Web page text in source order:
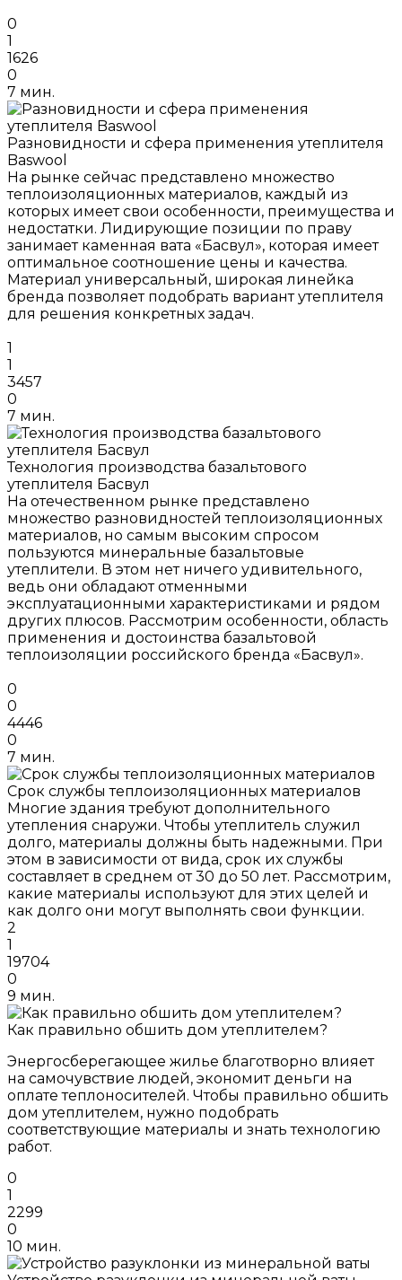
0
1
1626
0
7 мин.
Разновидности и сфера применения утеплителя
Baswool
На рынке сейчас представлено множество
теплоизоляционных материалов, каждый из
которых имеет свои особенности, преимущества и
недостатки. Лидирующие позиции по праву
занимает каменная вата «Басвул», которая имеет
оптимальное соотношение цены и качества.
Материал универсальный, широкая линейка
бренда позволяет подобрать вариант утеплителя
для решения конкретных задач.
1
1
3457
0
7 мин.
Технология производства базальтового
утеплителя Басвул
На отечественном рынке представлено
множество разновидностей теплоизоляционных
материалов, но самым высоким спросом
пользуются минеральные базальтовые
утеплители. В этом нет ничего удивительного,
ведь они обладают отменными
эксплуатационными характеристиками и рядом
других плюсов. Рассмотрим особенности, область
применения и достоинства базальтовой
теплоизоляции российского бренда «Басвул».
0
0
4446
0
7 мин.
Срок службы теплоизоляционных материалов
Многие здания требуют дополнительного
утепления снаружи. Чтобы утеплитель служил
долго, материалы должны быть надежными. При
этом в зависимости от вида, срок их службы
составляет в среднем от 30 до 50 лет. Рассмотрим,
какие материалы используют для этих целей и
как долго они могут выполнять свои функции.
2
1
19704
0
9 мин.
Как правильно обшить дом утеплителем?
Энергосберегающее жилье благотворно влияет
на самочувствие людей, экономит деньги на
оплате теплоносителей. Чтобы правильно обшить
дом утеплителем, нужно подобрать
соответствующие материалы и знать технологию
работ.
0
1
2299
0
10 мин.